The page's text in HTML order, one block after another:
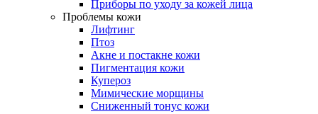
Приборы по уходу за кожей лица
Проблемы кожи
Лифтинг
Птоз
Акне и постакне кожи
Пигментация кожи
Купероз
Мимические морщины
Сниженный тонус кожи